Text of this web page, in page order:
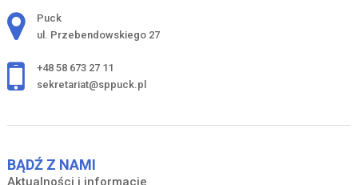
Adres pocztowy:
Puck
ul. Przebendowskiego 27
+48 58 673 27 11
sekretariat@sppuck.pl
BĄDŹ Z NAMI
Aktualności i informacje